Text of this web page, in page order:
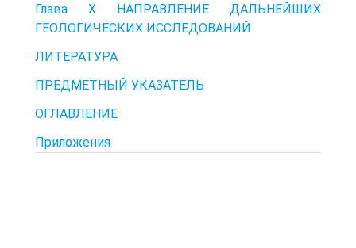
Глава X НАПРАВЛЕНИЕ ДАЛЬНЕЙШИХ
ГЕОЛОГИЧЕСКИХ ИССЛЕДОВАНИЙ
ЛИТЕРАТУРА
ПРЕДМЕТНЫЙ УКАЗАТЕЛЬ
ОГЛАВЛЕНИЕ
Приложения